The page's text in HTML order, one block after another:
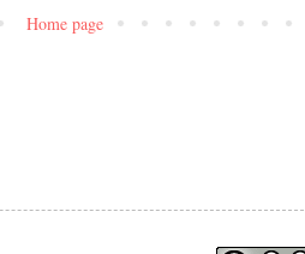
Home page